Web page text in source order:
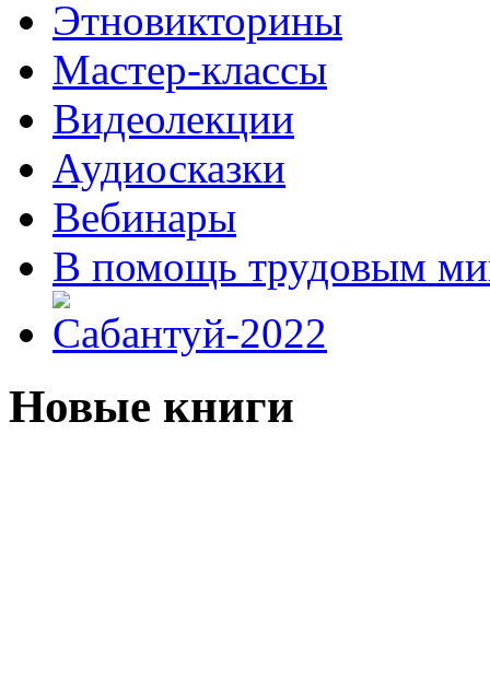
Этновикторины
Мастер-классы
Видеолекции
Аудиосказки
Вебинары
В помощь трудовым
Новые книги